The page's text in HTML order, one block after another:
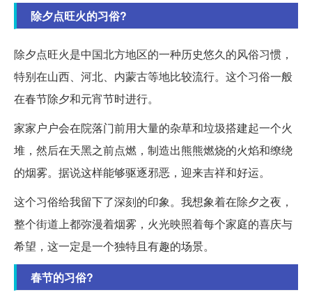
除夕点旺火的习俗?
除夕点旺火是中国北方地区的一种历史悠久的风俗习惯，
特别在山西、河北、内蒙古等地比较流行。这个习俗一般
在春节除夕和元宵节时进行。
家家户户会在院落门前用大量的杂草和垃圾搭建起一个火
堆，然后在天黑之前点燃，制造出熊熊燃烧的火焰和缭绕
的烟雾。据说这样能够驱逐邪恶，迎来吉祥和好运。
这个习俗给我留下了深刻的印象。我想象着在除夕之夜，
整个街道上都弥漫着烟雾，火光映照着每个家庭的喜庆与
希望，这一定是一个独特且有趣的场景。
春节的习俗?